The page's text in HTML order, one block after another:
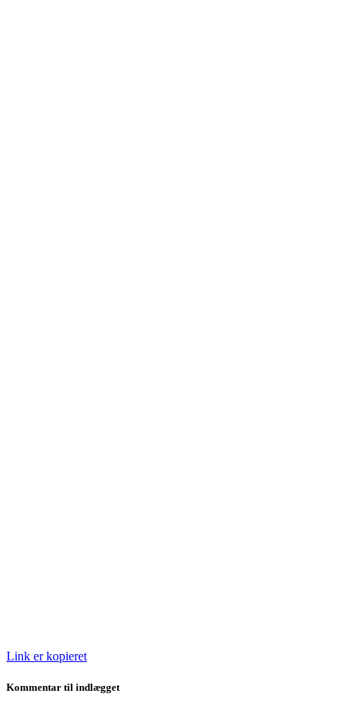
Link er kopieret
Kommentar til indlægget